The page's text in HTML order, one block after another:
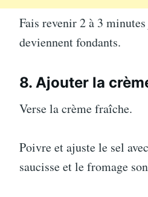
Fais revenir 2 à 3 minutes
deviennent fondants.
8. Ajouter la
Verse la crème fraîche.
Poivre et ajuste le sel
saucisse et le fromage